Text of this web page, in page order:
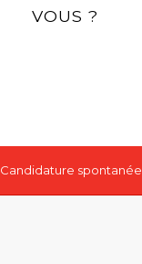
VOUS ?
Candidature spontanée